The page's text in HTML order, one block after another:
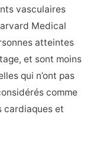
vasculaires
Medical
atteintes
et sont moins
qui n’ont pas
comme
cardiaques et